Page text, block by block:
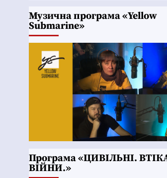
Музична програма «Yellow
Submarine»
Програма «ЦИВІЛЬНІ.
ВІЙНИ.»